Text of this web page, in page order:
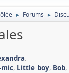
► Forums ►
.
mic, Little_boy, Bob,